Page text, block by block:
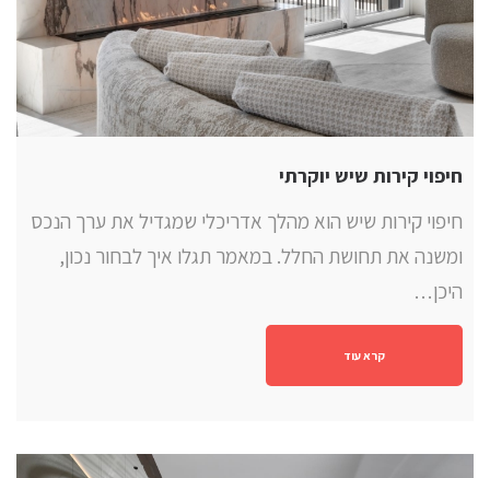
חיפוי קירות שיש יוקרתי
חיפוי קירות שיש הוא מהלך אדריכלי שמגדיל את ערך הנכס
ומשנה את תחושת החלל. במאמר תגלו איך לבחור נכון,
היכן…
קרא עוד